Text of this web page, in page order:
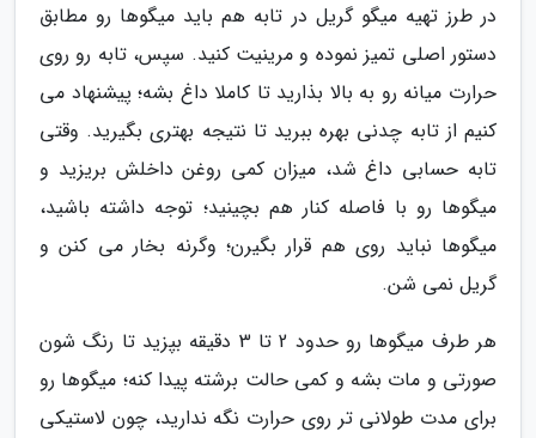
در طرز تهیه میگو گریل در تابه هم باید میگوها رو مطابق
دستور اصلی تمیز نموده و مرینیت کنید. سپس، تابه رو روی
حرارت میانه رو به بالا بذارید تا کاملا داغ بشه؛ پیشنهاد می
کنیم از تابه چدنی بهره ببرید تا نتیجه بهتری بگیرید. وقتی
تابه حسابی داغ شد، میزان کمی روغن داخلش بریزید و
میگوها رو با فاصله کنار هم بچینید؛ توجه داشته باشید،
میگوها نباید روی هم قرار بگیرن؛ وگرنه بخار می کنن و
گریل نمی شن.
هر طرف میگوها رو حدود 2 تا 3 دقیقه بپزید تا رنگ شون
صورتی و مات بشه و کمی حالت برشته پیدا کنه؛ میگوها رو
برای مدت طولانی تر روی حرارت نگه ندارید، چون لاستیکی